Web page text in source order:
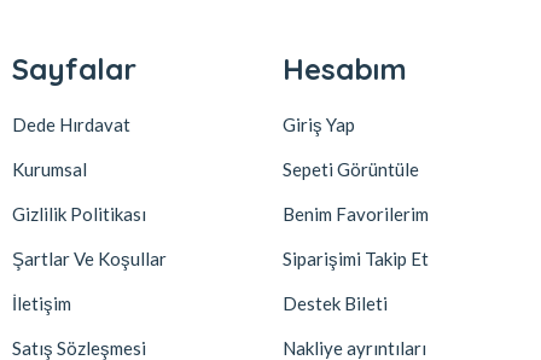
Sayfalar
Dede Hırdavat
Kurumsal
Gizlilik Politikası
Şartlar Ve Koşullar
İletişim
Satış Sözleşmesi
Hesabım
Giriş Yap
Sepeti Görüntüle
Benim Favorilerim
Siparişimi Takip Et
Destek Bileti
Nakliye ayrıntıları